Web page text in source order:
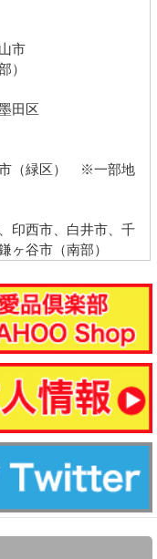
市
）
田区
（緑区） ※一部地
印西市、白井市、千
ヶ谷市（南部）